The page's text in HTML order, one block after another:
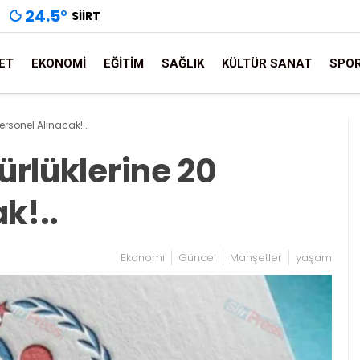
24.5° SIIRT
EKONOMI EĞITIM SAĞLIK KÜLTÜR SANAT
Alınacak!..
20
Ekonomi Güncel Manşetler yaşam